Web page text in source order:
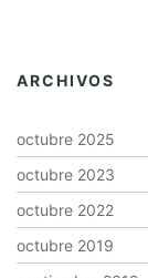
ARCHIVOS
octubre 2025
octubre 2023
octubre 2022
octubre 2019